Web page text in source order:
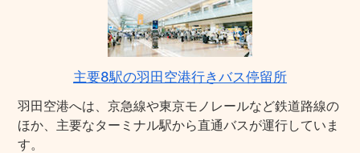
主要8駅の羽田空港行きバス停留所
羽田空港へは、京急線や東京モノレールなど鉄道路線の
ほか、主要なターミナル駅から直通バスが運行していま
す。